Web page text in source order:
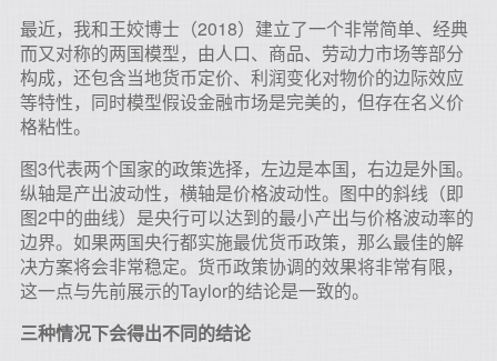
最近，我和王姣博士（2018）建立了一个非常简单、经典
而又对称的两国模型，由人口、商品、劳动力市场等部分
构成，还包含当地货币定价、利润变化对物价的边际效应
等特性，同时模型假设金融市场是完美的，但存在名义价
格粘性。
图3代表两个国家的政策选择，左边是本国，右边是外国。
纵轴是产出波动性，横轴是价格波动性。图中的斜线（即
图2中的曲线）是央行可以达到的最小产出与价格波动率的
边界。如果两国央行都实施最优货币政策，那么最佳的解
决方案将会非常稳定。货币政策协调的效果将非常有限，
这一点与先前展示的Taylor的结论是一致的。
三种情况下会得出不同的结论